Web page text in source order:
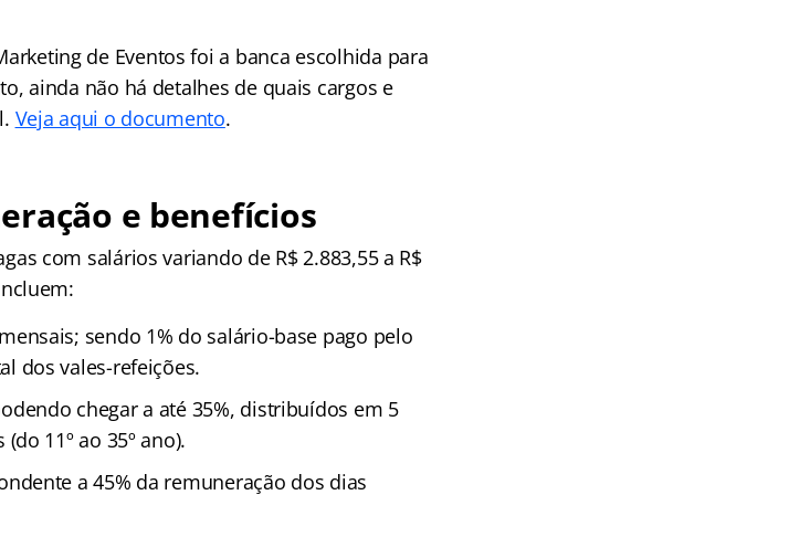
de Eventos foi a banca escolhida para
ainda não há detalhes de quais cargos e
Veja aqui o documento.
e benefícios
com salários variando de R$ 2.883,55 a R$
sendo 1% do salário-base pago pelo
dos vales-refeições.
chegar a até 35%, distribuídos em 5
11º ao 35º ano).
a 45% da remuneração dos dias